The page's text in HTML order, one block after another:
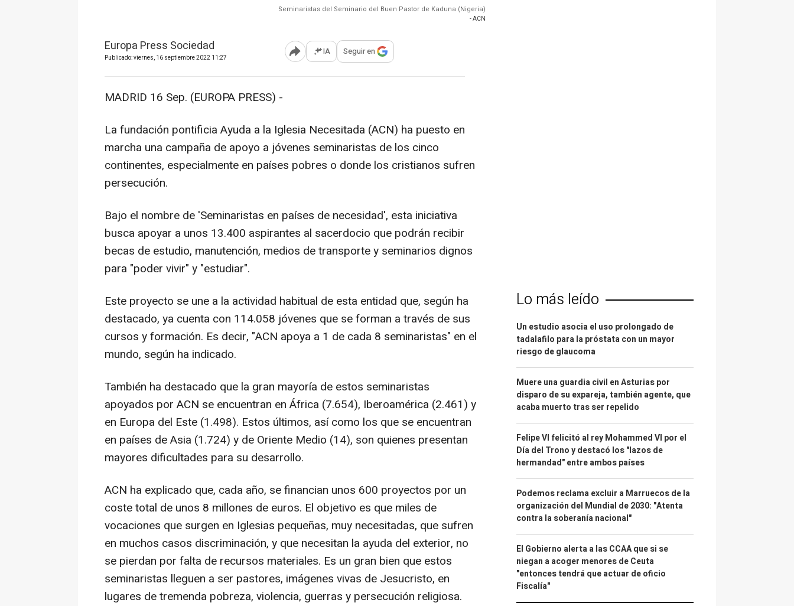
Seminaristas del Seminario del Buen Pastor de Kaduna (Nigeria)
- ACN
Europa Press Sociedad
Publicado: viernes, 16 septiembre 2022 11:27 Abrir opciones para compartir
IA Seguir en
MADRID 16 Sep. (EUROPA PRESS) -
La fundación pontificia Ayuda a la Iglesia Necesitada (ACN) ha puesto en
marcha una campaña de apoyo a jóvenes seminaristas de los cinco
continentes, especialmente en países pobres o donde los cristianos sufren
persecución.
Bajo el nombre de 'Seminaristas en países de necesidad', esta iniciativa
busca apoyar a unos 13.400 aspirantes al sacerdocio que podrán recibir
becas de estudio, manutención, medios de transporte y seminarios dignos
para "poder vivir" y "estudiar".
Este proyecto se une a la actividad habitual de esta entidad que, según ha
destacado, ya cuenta con 114.058 jóvenes que se forman a través de sus
cursos y formación. Es decir, "ACN apoya a 1 de cada 8 seminaristas" en el
mundo, según ha indicado.
También ha destacado que la gran mayoría de estos seminaristas
apoyados por ACN se encuentran en África (7.654), Iberoamérica (2.461) y
en Europa del Este (1.498). Estos últimos, así como los que se encuentran
en países de Asia (1.724) y de Oriente Medio (14), son quienes presentan
mayores dificultades para su desarrollo.
ACN ha explicado que, cada año, se financian unos 600 proyectos por un
coste total de unos 8 millones de euros. El objetivo es que miles de
vocaciones que surgen en Iglesias pequeñas, muy necesitadas, que sufren
en muchos casos discriminación, y que necesitan la ayuda del exterior, no
se pierdan por falta de recursos materiales. Es un gran bien que estos
seminaristas lleguen a ser pastores, imágenes vivas de Jesucristo, en
lugares de tremenda pobreza, violencia, guerras y persecución religiosa.
Lo más leído
Un estudio asocia el uso prolongado de
tadalafilo para la próstata con un mayor
riesgo de glaucoma
Muere una guardia civil en Asturias por
disparo de su expareja, también agente, que
acaba muerto tras ser repelido
Felipe VI felicitó al rey Mohammed VI por el
Día del Trono y destacó los "lazos de
hermandad" entre ambos países
Podemos reclama excluir a Marruecos de la
organización del Mundial de 2030: "Atenta
contra la soberanía nacional"
El Gobierno alerta a las CCAA que si se
niegan a acoger menores de Ceuta
"entonces tendrá que actuar de oficio
Fiscalía"